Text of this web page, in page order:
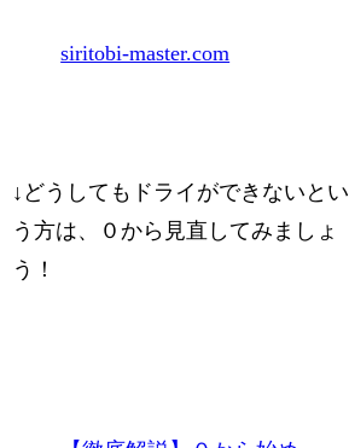
siritobi-master.com
↓どうしてもドライができないとい
う方は、０から見直してみましょ
う！